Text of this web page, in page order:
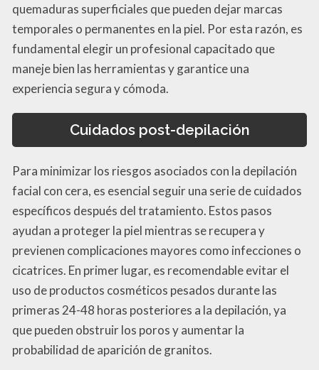
quemaduras superficiales que pueden dejar marcas
temporales o permanentes en la piel. Por esta razón, es
fundamental elegir un profesional capacitado que
maneje bien las herramientas y garantice una
experiencia segura y cómoda.
Cuidados post-depilación
Para minimizar los riesgos asociados con la depilación
facial con cera, es esencial seguir una serie de cuidados
específicos después del tratamiento. Estos pasos
ayudan a proteger la piel mientras se recupera y
previenen complicaciones mayores como infecciones o
cicatrices. En primer lugar, es recomendable evitar el
uso de productos cosméticos pesados durante las
primeras 24-48 horas posteriores a la depilación, ya
que pueden obstruir los poros y aumentar la
probabilidad de aparición de granitos.